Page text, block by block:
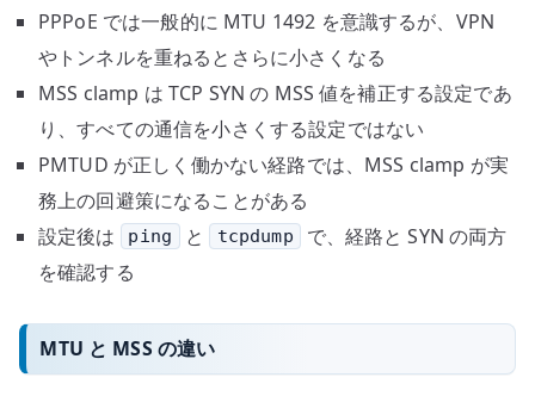
PPPoE では一般的に MTU 1492 を意識するが、VPN
やトンネルを重ねるとさらに小さくなる
MSS clamp は TCP SYN の MSS 値を補正する設定であ
り、すべての通信を小さくする設定ではない
PMTUD が正しく働かない経路では、MSS clamp が実
務上の回避策になることがある
設定後は
ping と tcpdump
で、経路と SYN の両方
を確認する
MTU と MSS の違い